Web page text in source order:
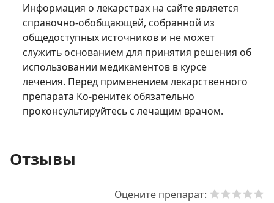
Информация о лекарствах на сайте является
справочно-обобщающей, собранной из
общедоступных источников и не может
служить основанием для принятия решения об
использовании медикаментов в курсе
лечения. Перед применением лекарственного
препарата Ко-ренитек обязательно
проконсультируйтесь с лечащим врачом.
Отзывы
Оцените препарат: